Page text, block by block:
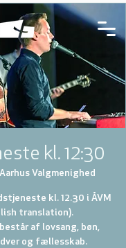
kl. 12:30
Aarhus Valgmenighed
kl. 12.30 i ÅVM
translation).
af lovsang, bøn,
og fællesskab.